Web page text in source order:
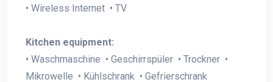
• Wireless Internet • TV
Kitchen equipment:
• Waschmaschine • Geschirrspüler • Trockner •
Mikrowelle • Kühlschrank • Gefrierschrank